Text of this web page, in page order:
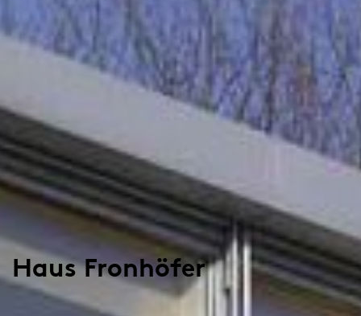
Haus Fronhöfer